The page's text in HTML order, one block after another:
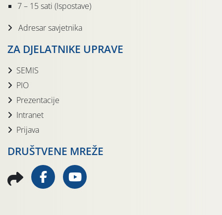
7 – 15 sati (Ispostave)
Adresar savjetnika
ZA DJELATNIKE UPRAVE
SEMIS
PIO
Prezentacije
Intranet
Prijava
DRUŠTVENE MREŽE